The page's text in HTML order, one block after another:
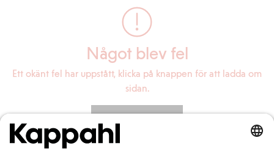
Något blev fel
Ett okänt fel har uppstått, klicka på knappen för att ladda om
sidan.